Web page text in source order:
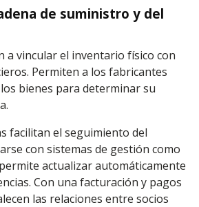
de suministro y del
a vincular el inventario físico con
Permiten a los fabricantes
bienes para determinar su
facilitan el seguimiento del
con sistemas de gestión como
actualizar automáticamente
Con una facturación y pagos
las relaciones entre socios